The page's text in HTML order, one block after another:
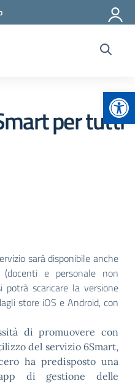
per tutti
sarà disponibile anche
e personale non
potrà scaricare la versione
store iOS e Android, con
di promuovere con
del servizio 6Smart,
ha predisposto una
di gestione delle